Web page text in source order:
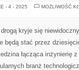
- 4 - 2025
MOŻLIWOŚĆ
kryje się
stać przez
łącząca inżynierię
branż